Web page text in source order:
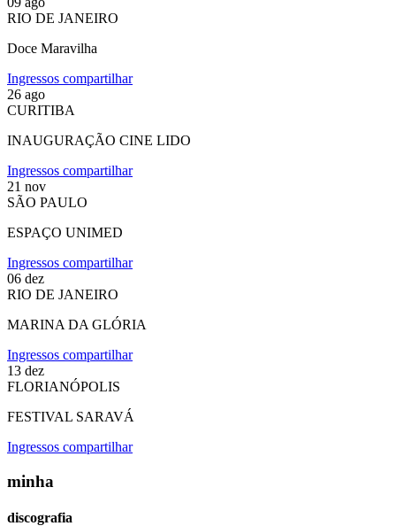
RIO DE JANEIRO
Doce Maravilha
Ingressos compartilhar
26 ago
CURITIBA
INAUGURAÇÃO CINE LIDO
Ingressos compartilhar
21 nov
SÃO PAULO
ESPAÇO UNIMED
Ingressos compartilhar
06 dez
RIO DE JANEIRO
MARINA DA GLÓRIA
Ingressos compartilhar
13 dez
FLORIANÓPOLIS
FESTIVAL SARAVÁ
Ingressos compartilhar
minha
discografia